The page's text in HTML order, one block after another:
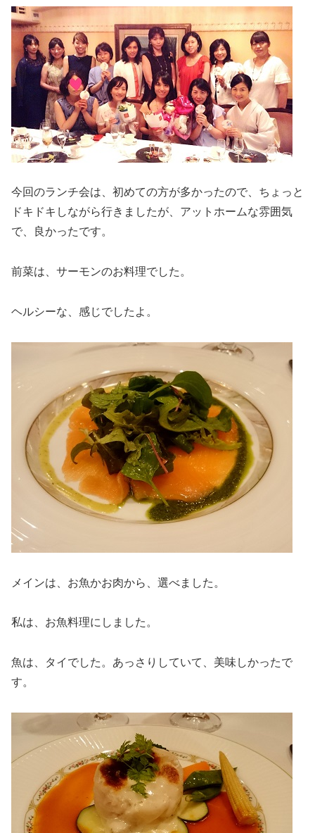
今回のランチ会は、初めての方が多かったので、ちょっと
ドキドキしながら行きましたが、アットホームな雰囲気
で、良かったです。
前菜は、サーモンのお料理でした。
ヘルシーな、感じでしたよ。
メインは、お魚かお肉から、選べました。
私は、お魚料理にしました。
魚は、タイでした。あっさりしていて、美味しかったで
す。